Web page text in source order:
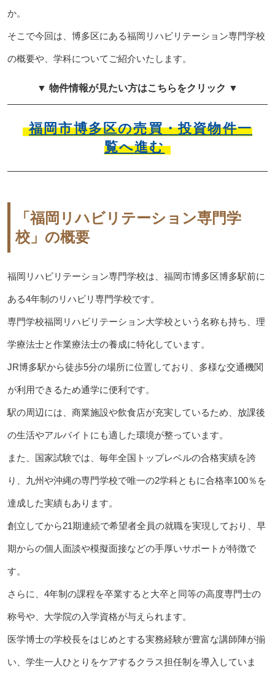
か。
そこで今回は、博多区にある福岡リハビリテーション専門学校
の概要や、学科についてご紹介いたします。
▼ 物件情報が見たい方はこちらをクリック ▼
福岡市博多区の売買・投資物件一
覧へ進む
「福岡リハビリテーション専門学
校」の概要
福岡リハビリテーション専門学校は、福岡市博多区博多駅前に
ある4年制のリハビリ専門学校です。
専門学校福岡リハビリテーション大学校という名称も持ち、理
学療法士と作業療法士の養成に特化しています。
JR博多駅から徒歩5分の場所に位置しており、多様な交通機関
が利用できるため通学に便利です。
駅の周辺には、商業施設や飲食店が充実しているため、放課後
の生活やアルバイトにも適した環境が整っています。
また、国家試験では、毎年全国トップレベルの合格実績を誇
り、九州や沖縄の専門学校で唯一の2学科ともに合格率100％を
達成した実績もあります。
創立してから21期連続で希望者全員の就職を実現しており、早
期からの個人面談や模擬面接などの手厚いサポートが特徴で
す。
さらに、4年制の課程を卒業すると大卒と同等の高度専門士の
称号や、大学院の入学資格が与えられます。
医学博士の学校長をはじめとする実務経験が豊富な講師陣が揃
い、学生一人ひとりをケアするクラス担任制を導入していま